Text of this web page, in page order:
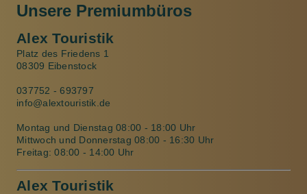
Unsere Premiumbüros
Alex Touristik
Platz des Friedens 1
08309 Eibenstock
037752 - 693797
info@alextouristik.de
Montag und Dienstag 08:00 - 18:00 Uhr
Mittwoch und Donnerstag 08:00 - 16:30 Uhr
Freitag: 08:00 - 14:00 Uhr
Alex Touristik